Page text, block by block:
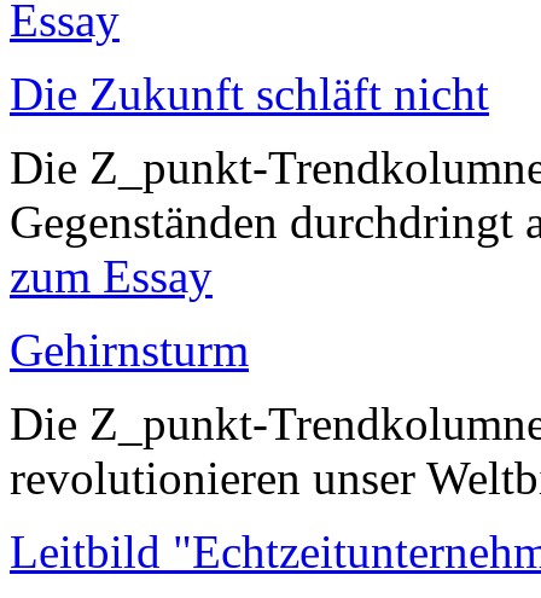
Essay
Die Zukunft schläft nicht
Die Z_punkt-
Gegenständen durchdringt
zum Essay
Gehirnsturm
Die Z_punkt-
revolutionieren unser
Leitbild